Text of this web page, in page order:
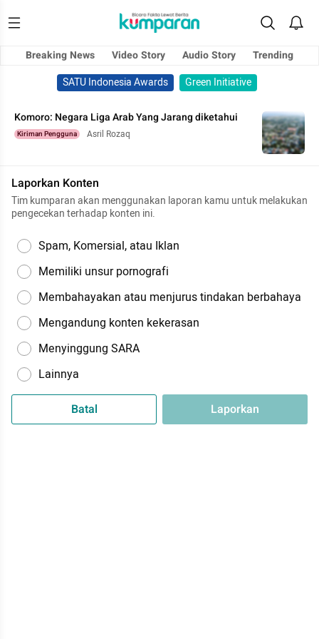
Breaking News Video Story Audio Story
Trending
SATU Indonesia Awards
Green Initiative
Komoro: Negara Liga Arab Yang Jarang diketahui
Kiriman Pengguna Asril Rozaq
Laporkan Konten
Tim kumparan akan menggunakan laporan kamu untuk melakukan
pengecekan terhadap konten ini.
Spam, Komersial, atau Iklan
Memiliki unsur pornografi
Membahayakan atau menjurus tindakan berbahaya
Mengandung konten kekerasan
Menyinggung SARA
Lainnya
Batal Laporkan